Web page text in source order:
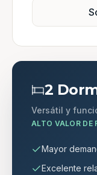
2
Versátil y
ALTO VALOR DE
Mayor
Excelente